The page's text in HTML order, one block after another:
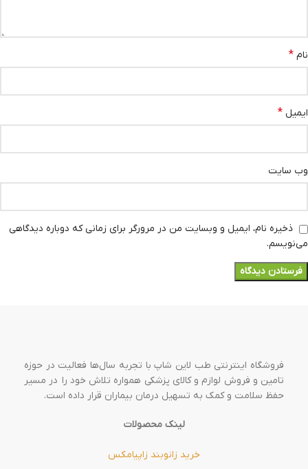
نام *
ایمیل *
وب‌ سایت
ذخیره نام، ایمیل و وبسایت من در مرورگر برای زمانی که دوباره دیدگاهی
می‌نویسم.
فروشگاه اینترنتی طب لاین شاپ با تجربه سال‌ها فعالیت در حوزه
تامین و فروش لوازم و کالای پزشکی همواره تلاش خود را در مسیر
حفظ سلامت و کمک به تسهیل درمان بیماران قرار داده است.
لینک محصولات
خرید زانوبند زاپیامکس